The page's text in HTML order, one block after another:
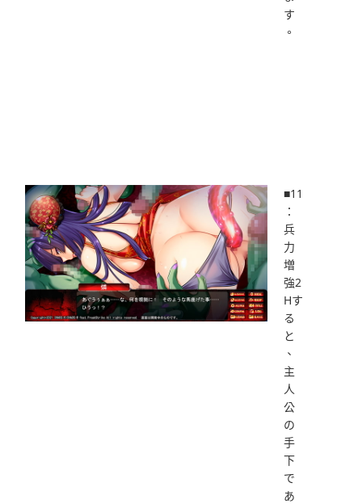
す
。
■11
：
兵
力
増
強2
Hす
る
と
、
主
人
公
の
手
下
で
あ